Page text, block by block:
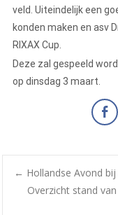
veld. Uiteindelijk een
konden maken en asv
RIXAX Cup.
Deze zal gespeeld
op dinsdag 3 maart.
← Hollandse Avond
Overzicht stand